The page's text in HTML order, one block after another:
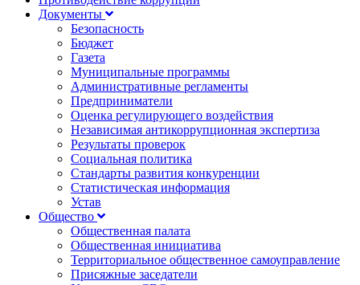
Документы
Безопасность
Бюджет
Газета
Муниципальные программы
Административные регламенты
Предприниматели
Оценка регулирующего воздействия
Независимая антикоррупционная экспертиза
Результаты проверок
Социальная политика
Стандарты развития конкуренции
Статистическая информация
Устав
Общество
Общественная палата
Общественная инициатива
Территориальное общественное самоуправление
Присяжные заседатели